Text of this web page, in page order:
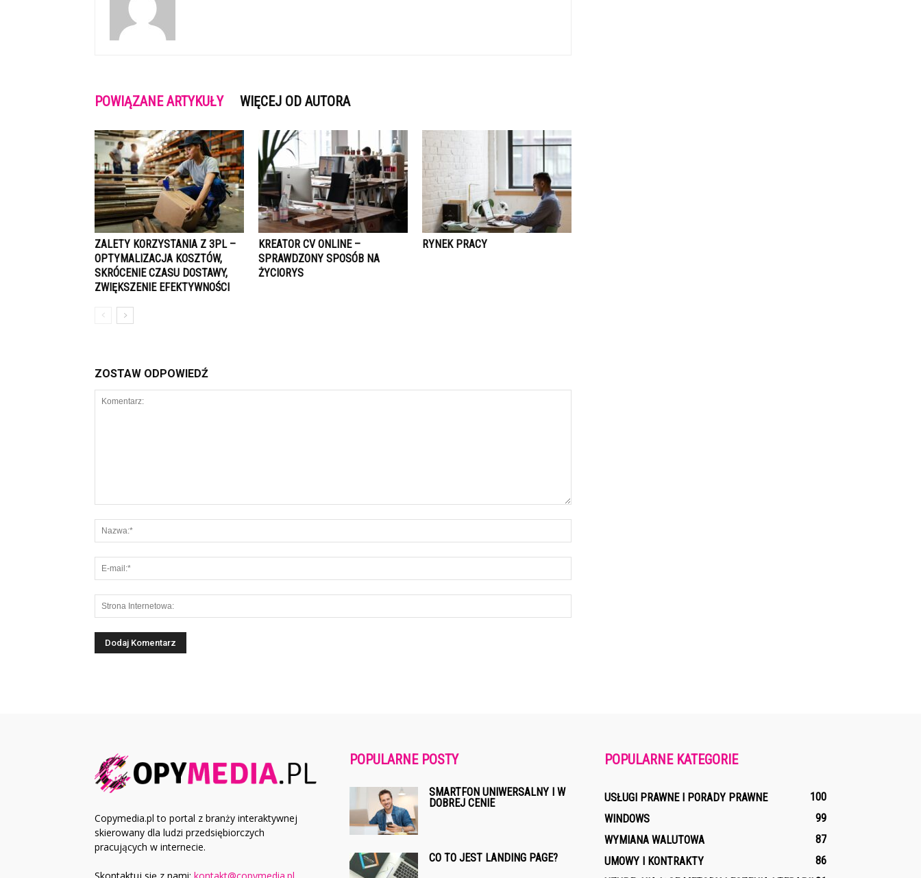
POWIĄZANE ARTYKUŁY WIĘCEJ OD AUTORA
ZALETY KORZYSTANIA Z 3PL –
OPTYMALIZACJA KOSZTÓW,
SKRÓCENIE CZASU DOSTAWY,
ZWIĘKSZENIE EFEKTYWNOŚCI
KREATOR CV ONLINE –
SPRAWDZONY SPOSÓB NA
ŻYCIORYS
RYNEK PRACY
ZOSTAW ODPOWIEDŹ
Copymedia.pl to portal z branży interaktywnej
skierowany dla ludzi przedsiębiorczych
pracujących w internecie.
POPULARNE POSTY
SMARTFON UNIWERSALNY I W
DOBREJ CENIE
CO TO JEST LANDING PAGE?
POPULARNE KATEGORIE
USŁUGI PRAWNE I PORADY PRAWNE
100
WINDOWS
99
WYMIANA WALUTOWA
87
UMOWY I KONTRAKTY
86